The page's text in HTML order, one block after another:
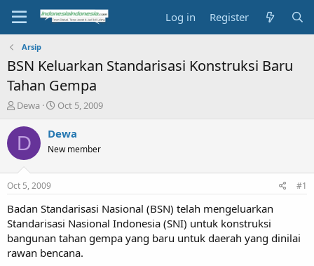
Log in Register
Arsip
BSN Keluarkan Standarisasi Konstruksi Baru
Tahan Gempa
T
r
a
s
t
a
t
e
r
Dewa
S
a
t
e
Oct 5, 2009
D Dewa
New member
Oct 5, 2009 #1
Badan Standarisasi Nasional (BSN) telah mengeluarkan
Standarisasi Nasional Indonesia (SNI) untuk konstruksi
bangunan tahan gempa yang baru untuk daerah yang dinilai
rawan bencana.